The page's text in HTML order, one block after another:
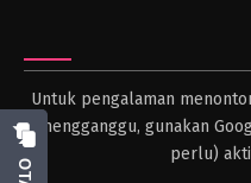
Untuk pengalaman
mengganggu, gunakan
perlu)